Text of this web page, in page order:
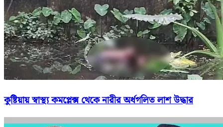
কুষ্টিয়ায় স্বাস্থ্য কমপ্লেক্স থেকে নারীর অর্ধগলিত লাশ উদ্ধার